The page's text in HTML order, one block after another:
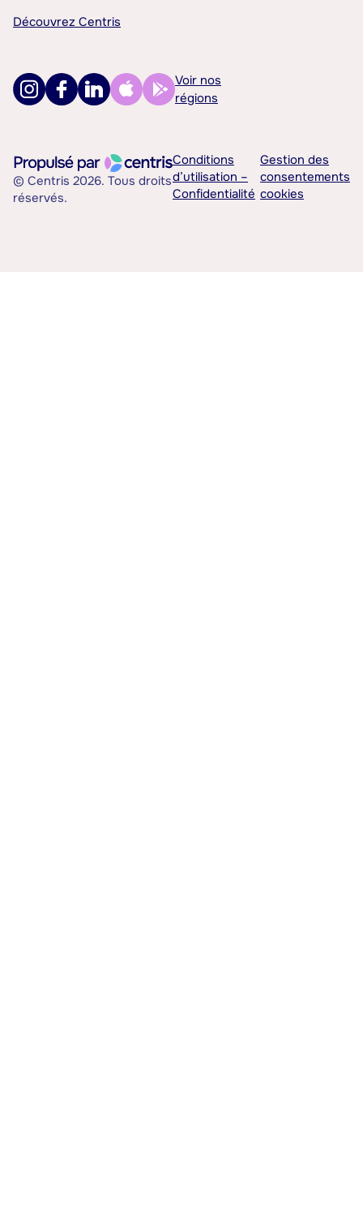
Découvrez Centris
Voir nos
régions
© Centris 2026. Tous droits
réservés.
Conditions
d’utilisation –
Confidentialité
Gestion des
consentements
cookies